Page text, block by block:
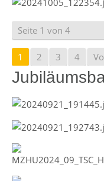
Seite 1 von 4
1 2 3 4